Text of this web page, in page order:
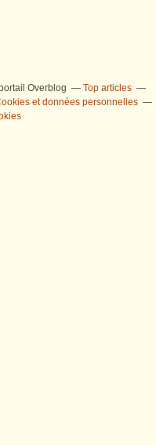
Overblog
Top articles
et données personnelles